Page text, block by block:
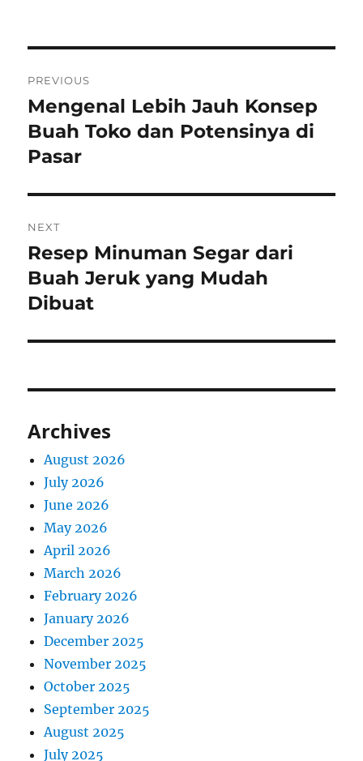
navigation
PREVIOUS
Previous
post:
Mengenal Lebih Jauh Konsep
Buah Toko dan Potensinya di
Pasar
NEXT
Next
post:
Resep Minuman Segar dari
Buah Jeruk yang Mudah
Dibuat
Archives
August 2026
July 2026
June 2026
May 2026
April 2026
March 2026
February 2026
January 2026
December 2025
November 2025
October 2025
September 2025
August 2025
July 2025